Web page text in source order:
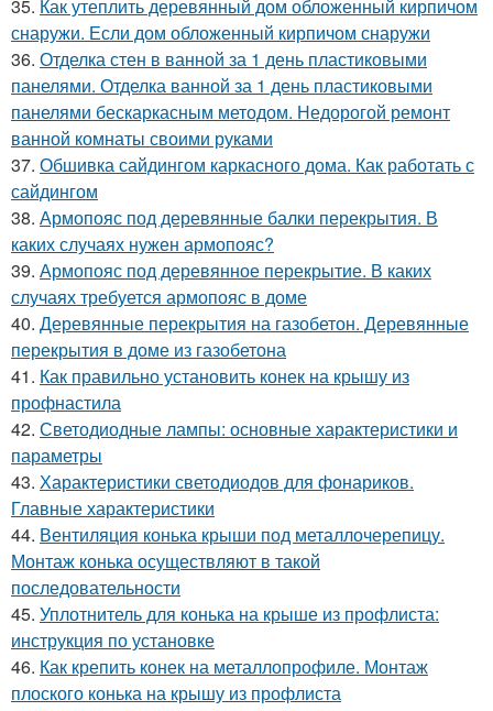
35. Как утеплить деревянный дом обложенный кирпичом
снаружи. Если дом обложенный кирпичом снаружи
36. Отделка стен в ванной за 1 день пластиковыми
панелями. Отделка ванной за 1 день пластиковыми
панелями бескаркасным методом. Недорогой ремонт
ванной комнаты своими руками
37. Обшивка сайдингом каркасного дома. Как работать с
сайдингом
38. Армопояс под деревянные балки перекрытия. В
каких случаях нужен армопояс?
39. Армопояс под деревянное перекрытие. В каких
случаях требуется армопояс в доме
40. Деревянные перекрытия на газобетон. Деревянные
перекрытия в доме из газобетона
41. Как правильно установить конек на крышу из
профнастила
42. Светодиодные лампы: основные характеристики и
параметры
43. Характеристики светодиодов для фонариков.
Главные характеристики
44. Вентиляция конька крыши под металлочерепицу.
Монтаж конька осуществляют в такой
последовательности
45. Уплотнитель для конька на крыше из профлиста:
инструкция по установке
46. Как крепить конек на металлопрофиле. Монтаж
плоского конька на крышу из профлиста